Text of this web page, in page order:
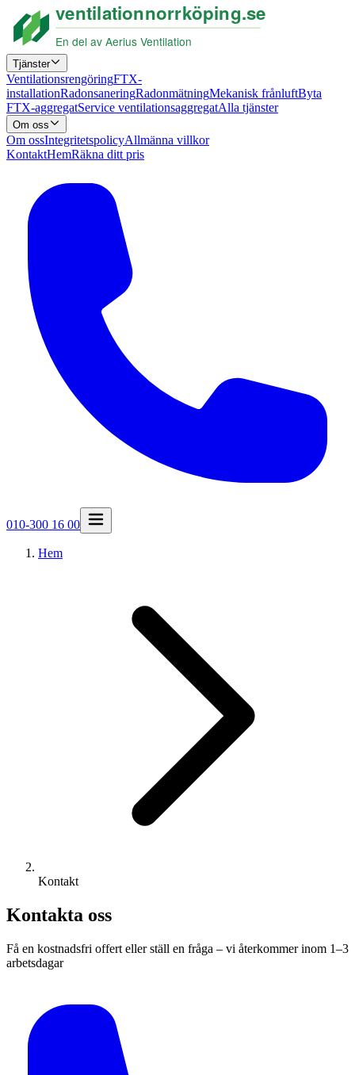
Tjänster
VentilationsrengöringFTX-
installationRadonsaneringRadonmätningMekanisk frånluftByta
FTX-aggregatService ventilationsaggregatAlla tjänster
Om oss
Om ossIntegritetspolicyAllmänna villkor
KontaktHemRäkna ditt pris
010-300 16 00
Hem
Kontakt
Kontakta oss
Få en kostnadsfri offert eller ställ en fråga – vi återkommer inom 1–3
arbetsdagar